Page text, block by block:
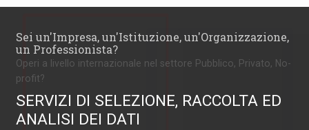
Sei un'Impresa, un'Istituzione, un'Organizzazione,
un Professionista?
Operi a livello internazionale nel settore Pubblico, Privato, No-
profit?
SERVIZI DI SELEZIONE, RACCOLTA ED
ANALISI DEI DATI